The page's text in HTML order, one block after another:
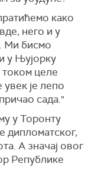
како
него и у
Ми бисмо
у Њујорку
током целе
увек је лепо
сада."
у Торонту
дипломатског,
А значај овог
Републике